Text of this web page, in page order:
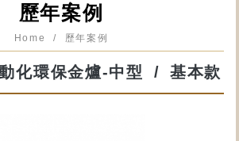
歷年案例
Home 歷年案例
化環保金爐-中型 基本款